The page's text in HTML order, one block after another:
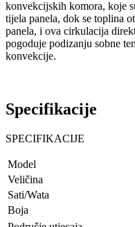
konvekcijskih komora, koje
tijela panela, dok se toplina
panela, i ova cirkulacija
pogoduje podizanju sobne
konvekcije.
Specifikacije
SPECIFIKACIJE
Model
Veličina
Sati/Wata
Boja